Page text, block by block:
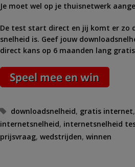
Je moet wel op je thuisnetwerk
De test start direct en jij komt er zo
snelheid is. Geef jouw
direct kans op 6 maanden lang
Tags
downloadsnelheid, gratis internet,
internetsnelheid, internetsnelheid
prijsvraag, wedstrijden, winnen